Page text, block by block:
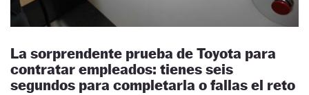
La sorprendente prueba de Toyota para
contratar empleados: tienes seis
segundos para completarla o fallas el reto